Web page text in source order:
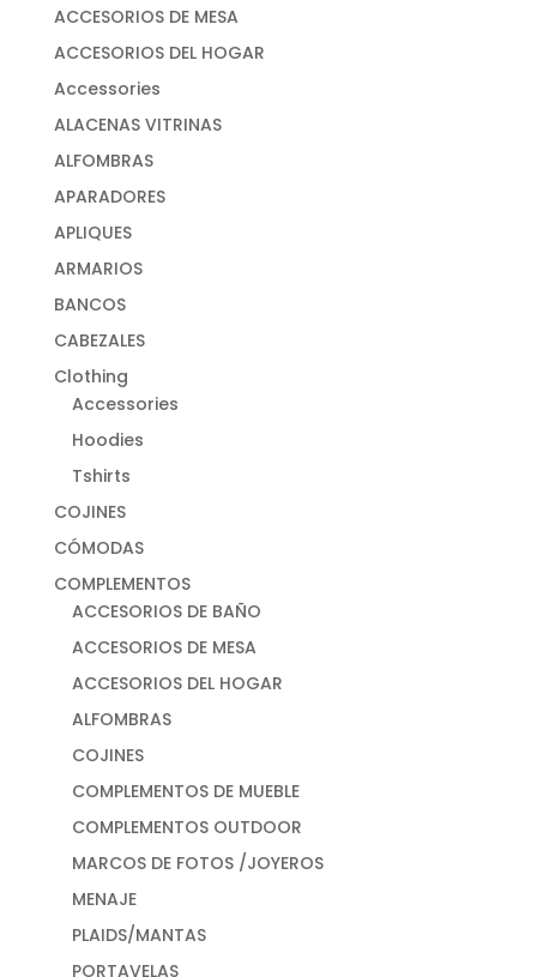
ACCESORIOS DE MESA
ACCESORIOS DEL HOGAR
Accessories
ALACENAS VITRINAS
ALFOMBRAS
APARADORES
APLIQUES
ARMARIOS
BANCOS
CABEZALES
Clothing
Accessories
Hoodies
Tshirts
COJINES
CÓMODAS
COMPLEMENTOS
ACCESORIOS DE BAÑO
ACCESORIOS DE MESA
ACCESORIOS DEL HOGAR
ALFOMBRAS
COJINES
COMPLEMENTOS DE MUEBLE
COMPLEMENTOS OUTDOOR
MARCOS DE FOTOS /JOYEROS
MENAJE
PLAIDS/MANTAS
PORTAVELAS